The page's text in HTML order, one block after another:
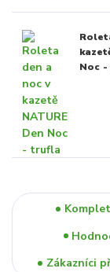
Noc
Zákazníci